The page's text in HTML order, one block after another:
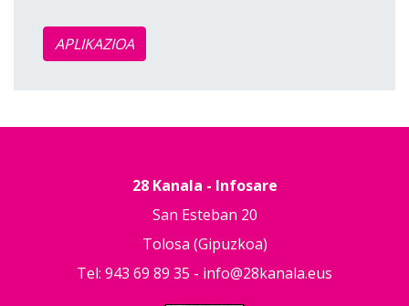
APLIKAZIOA
28 Kanala - Infosare
San Esteban 20
Tolosa (Gipuzkoa)
Tel: 943 69 89 35 - info@28kanala.eus